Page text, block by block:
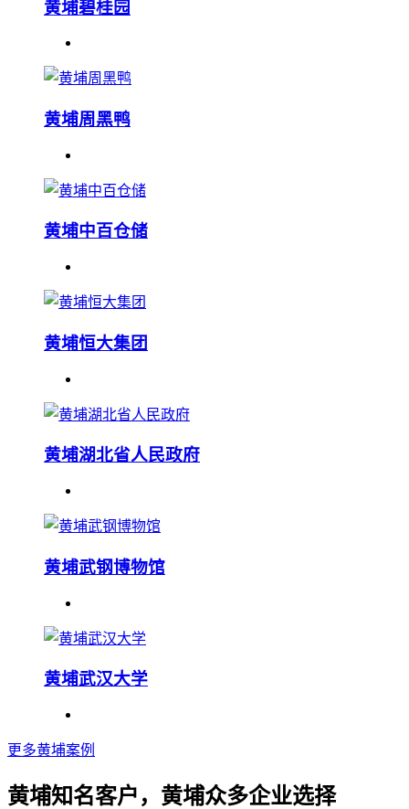
黄埔碧桂园
黄埔周黑鸭
黄埔中百仓储
黄埔恒大集团
黄埔湖北省人民政府
黄埔武钢博物馆
黄埔武汉大学
更多黄埔案例
黄埔知名客户，黄埔众多企业选择